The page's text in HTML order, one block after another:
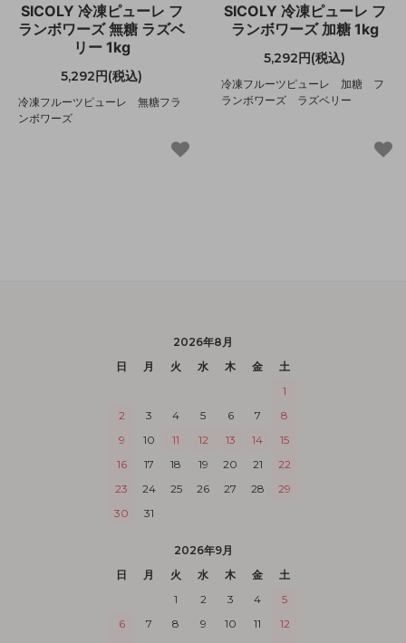
SICOLY 冷凍ピューレ フ
ランボワーズ 無糖 ラズベ
リー 1kg
5,292円(税込)
冷凍フルーツピューレ 無糖フラ
ンボワーズ
SICOLY 冷凍ピューレ フ
ランボワーズ 加糖 1kg
5,292円(税込)
冷凍フルーツピューレ 加糖 フ
ランボワーズ ラズベリー
2026年8月
日
月 火 水 木 金
土
1
2
3 4 5 6 7
8
9
10 11 12 13 14
15
16
17 18 19 20 21
22
23
24 25 26 27 28
29
30
31
2026年9月
日
月 火 水 木 金
土
1
2 3 4
5
6
7 8 9 10 11
12